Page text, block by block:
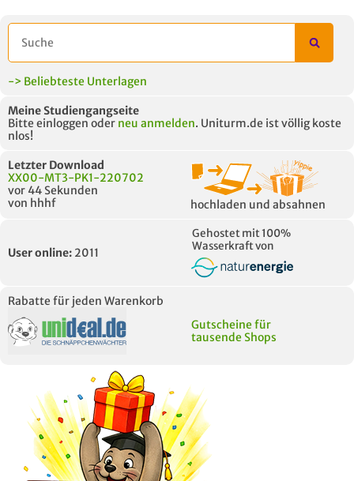
-> Beliebteste Unterlagen
Meine Studiengangseite
Bitte einloggen oder neu anmelden. Uniturm.de ist völlig koste
nlos!
Letzter Download
XX00-MT3-PK1-220702
vor 44 Sekunden
von hhhf
hochladen und absahnen
User online: 2011
Gehostet mit 100%
Wasserkraft von
Rabatte für jeden Warenkorb
Gutscheine für
tausende Shops